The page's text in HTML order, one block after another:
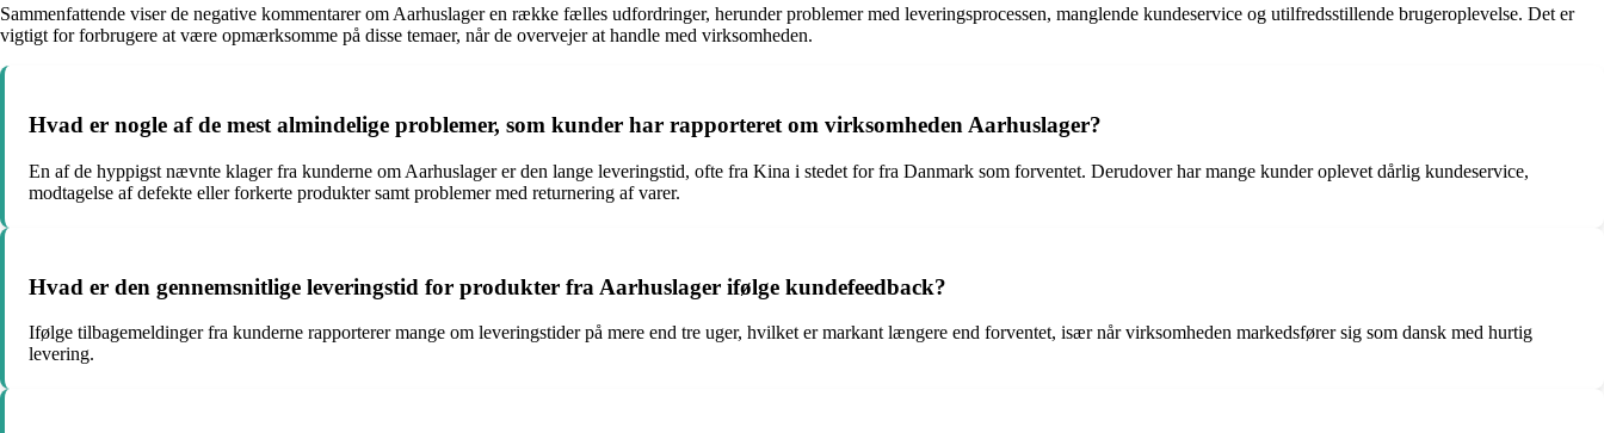
Sammenfattende viser de negative kommentarer om Aarhuslager en række fælles udfordringer, herunder problemer med leveringsprocessen, manglende kundeservice og utilfredsstillende brugeroplevelse. Det er
vigtigt for forbrugere at være opmærksomme på disse temaer, når de overvejer at handle med virksomheden.
Hvad er nogle af de mest almindelige problemer, som kunder har rapporteret om virksomheden Aarhuslager?
En af de hyppigst nævnte klager fra kunderne om Aarhuslager er den lange leveringstid, ofte fra Kina i stedet for fra Danmark som forventet. Derudover har mange kunder oplevet dårlig kundeservice,
modtagelse af defekte eller forkerte produkter samt problemer med returnering af varer.
Hvad er den gennemsnitlige leveringstid for produkter fra Aarhuslager ifølge kundefeedback?
Ifølge tilbagemeldinger fra kunderne rapporterer mange om leveringstider på mere end tre uger, hvilket er markant længere end forventet, især når virksomheden markedsfører sig som dansk med hurtig
levering.